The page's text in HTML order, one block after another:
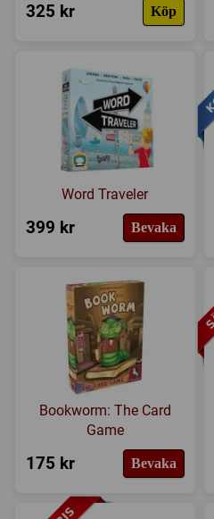
325 kr Köp
Word Traveler
399 kr Bevaka
Bookworm: The Card
Game
175 kr Bevaka